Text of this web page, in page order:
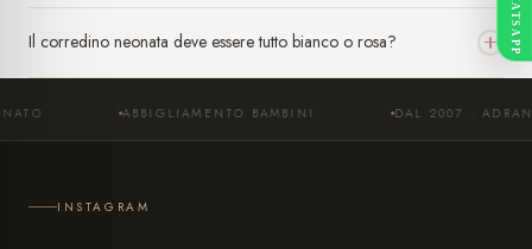
WHATSAPP
Il corredino neonata deve essere tutto bianco o rosa?
ABBIGLIAMENTO BAMBINI DAL 2007 · ADRANO
INSTAGRAM